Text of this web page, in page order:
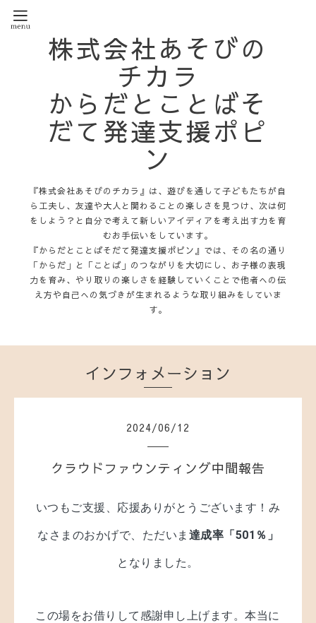
株式会社あそびの
チカラ
からだとことばそ
だて発達支援ポピ
ン
『株式会社あそびのチカラ』は、遊びを通して子どもたちが自
ら工夫し、友達や大人と関わることの楽しさを見つけ、次は何
をしよう？と自分で考えて新しいアイディアを考え出す力を育
むお手伝いをしています。
『からだとことばそだて発達支援ポピン』では、その名の通り
「からだ」と「ことば」のつながりを大切にし、お子様の表現
力を育み、やり取りの楽しさを経験していくことで他者への伝
え方や自己への気づきが生まれるような取り組みをしていま
す。
インフォメーション
2024/06/12
クラウドファウンティング中間報告
いつもご支援、応援ありがとうございます！ み
なさまのおかげで、ただいま 達成率「501％」
となりました。
この場をお借りして感謝申し上げます。本当に